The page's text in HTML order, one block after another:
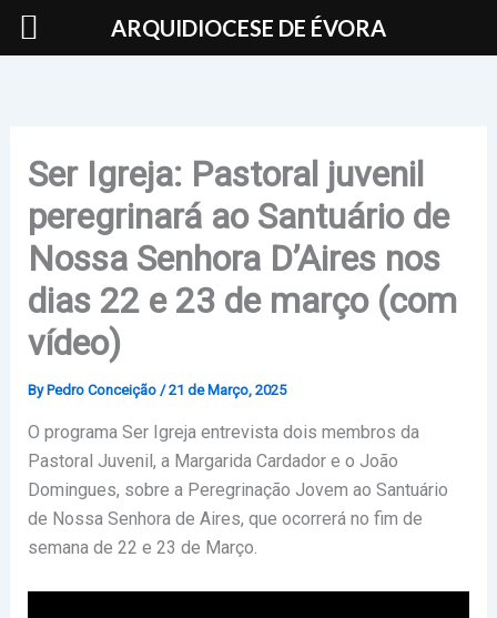
Skip
Ser Igreja: Pastoral juvenil
peregrinará ao Santuário de
Nossa Senhora D’Aires nos
dias 22 e 23 de março (com
vídeo)
By Pedro Conceição /21 de Março, 2025
O programa Ser Igreja entrevista dois membros da
Pastoral Juvenil, a Margarida Cardador e o João
Domingues, sobre a Peregrinação Jovem ao Santuário
de Nossa Senhora de Aires, que ocorrerá no fim de
semana de 22 e 23 de Março.
ARQUIDIOCESE DE ÉVORA